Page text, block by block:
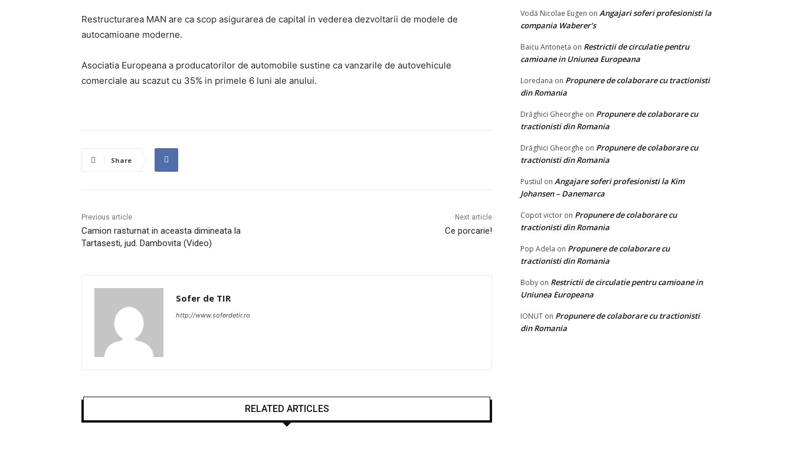
Restructurarea MAN are ca scop asigurarea de capital in vederea dezvoltarii de modele de
autocamioane moderne.
Asociatia Europeana a producatorilor de automobile sustine ca vanzarile de autovehicule
comerciale au scazut cu 35% in primele 6 luni ale anului.
Share
Previous article
Camion rasturnat in aceasta dimineata la
Tartasesti, jud. Dambovita (Video)
Next article
Ce porcarie!
Sofer de TIR
http://www.soferdetir.ro
RELATED ARTICLES
Vodă Nicolae Eugen on Angajari soferi profesionisti la
compania Waberer’s
Baicu Antoneta on Restrictii de circulatie pentru
camioane in Uniunea Europeana
Loredana on Propunere de colaborare cu tractionisti
din Romania
Drăghici Gheorghe on Propunere de colaborare cu
tractionisti din Romania
Drăghici Gheorghe on Propunere de colaborare cu
tractionisti din Romania
Pustiul on Angajare soferi profesionisti la Kim
Johansen – Danemarca
Copot victor on Propunere de colaborare cu
tractionisti din Romania
Pop Adela on Propunere de colaborare cu
tractionisti din Romania
Boby on Restrictii de circulatie pentru camioane in
Uniunea Europeana
IONUT on Propunere de colaborare cu tractionisti
din Romania